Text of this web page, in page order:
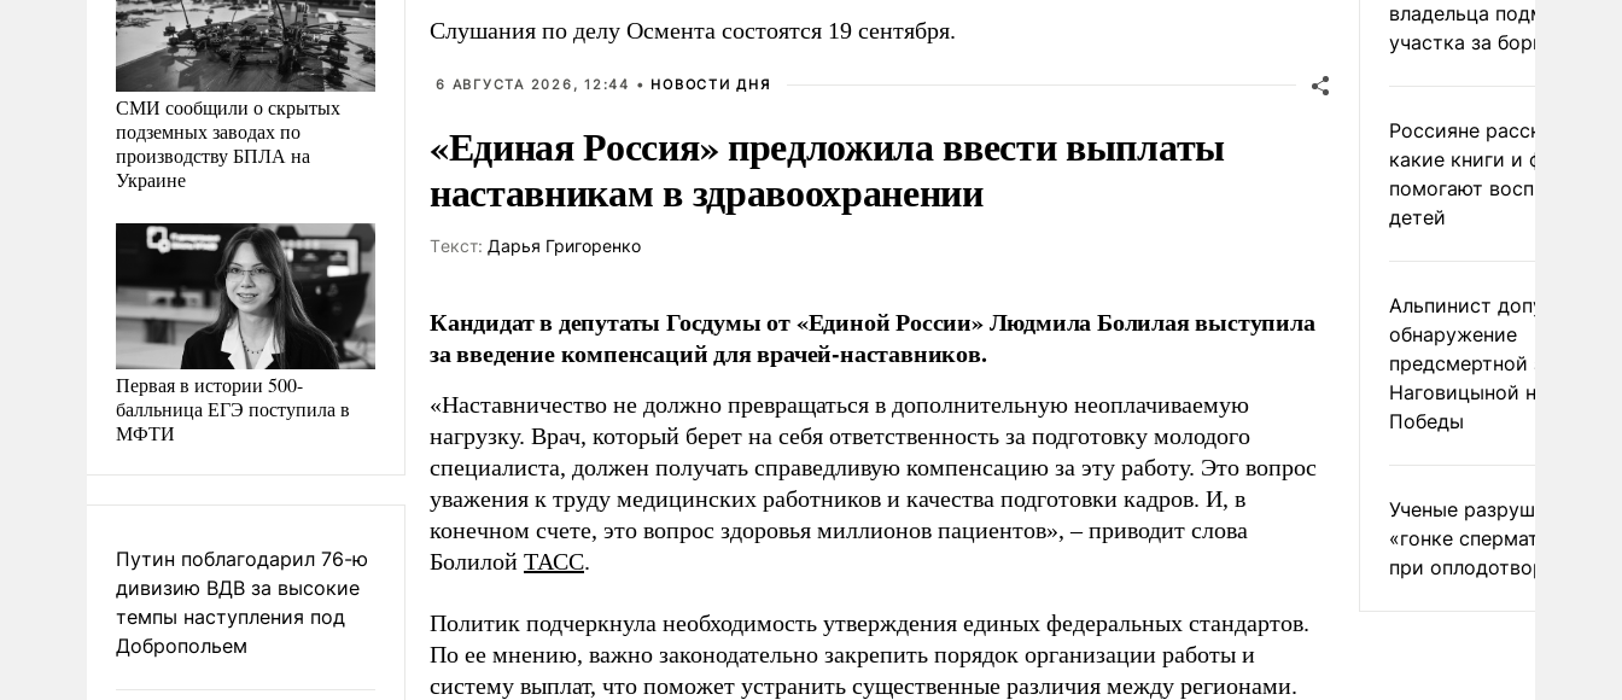
СМИ сообщили о скрытых
подземных заводах по
производству БПЛА на
Украине
Первая в истории 500-
балльница ЕГЭ поступила в
МФТИ
Путин поблагодарил 76-ю
дивизию ВДВ за высокие
темпы наступления под
Добропольем
Слушания по делу Осмента состоятся 19 сентября.
6 АВГУСТА 2026, 12:44 • НОВОСТИ ДНЯ
«Единая Россия» предложила ввести выплаты
наставникам в здравоохранении
Tекст: Дарья Григоренко
Кандидат в депутаты Госдумы от «Единой России» Людмила Болилая выступила
за введение компенсаций для врачей-наставников.
«Наставничество не должно превращаться в дополнительную неоплачиваемую
нагрузку. Врач, который берет на себя ответственность за подготовку молодого
специалиста, должен получать справедливую компенсацию за эту работу. Это вопрос
уважения к труду медицинских работников и качества подготовки кадров. И, в
конечном счете, это вопрос здоровья миллионов пациентов», – приводит слова
Болилой ТАСС.
Политик подчеркнула необходимость утверждения единых федеральных стандартов.
По ее мнению, важно законодательно закрепить порядок организации работы и
систему выплат, что поможет устранить существенные различия между регионами.
владельца
участка за борщевик
Россияне рассказали,
какие книги и фильмы
помогают воспитывать
детей
Альпинист допустил
обнаружение
предсмертной записки
Наговицыной на пике
Победы
Ученые разрушили миф
«гонке
при оплодотворении